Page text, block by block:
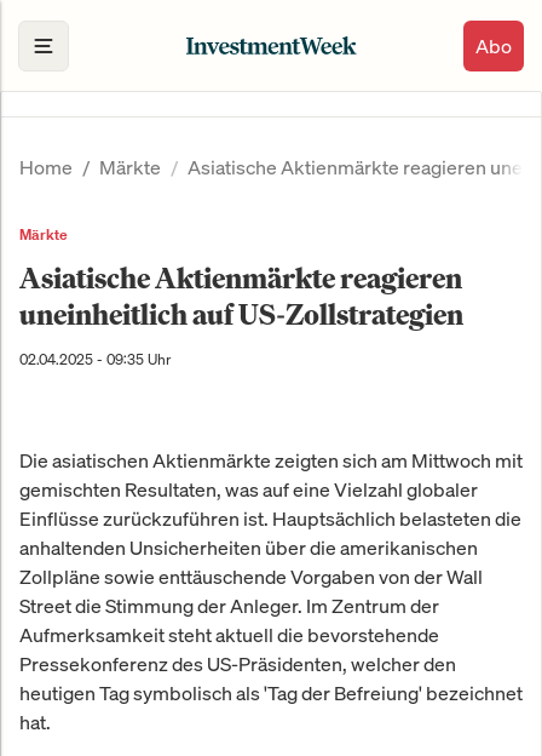
Abo
Home Märkte Asiatische Aktienmärkte reagieren
Märkte
Asiatische Aktienmärkte reagieren
uneinheitlich auf US-Zollstrategien
02.04.2025 - 09:35 Uhr
Die asiatischen Aktienmärkte zeigten sich am Mittwoch mit
gemischten Resultaten, was auf eine Vielzahl globaler
Einflüsse zurückzuführen ist. Hauptsächlich belasteten die
anhaltenden Unsicherheiten über die amerikanischen
Zollpläne sowie enttäuschende Vorgaben von der Wall
Street die Stimmung der Anleger. Im Zentrum der
Aufmerksamkeit steht aktuell die bevorstehende
Pressekonferenz des US-Präsidenten, welcher den
heutigen Tag symbolisch als 'Tag der Befreiung' bezeichnet
hat.